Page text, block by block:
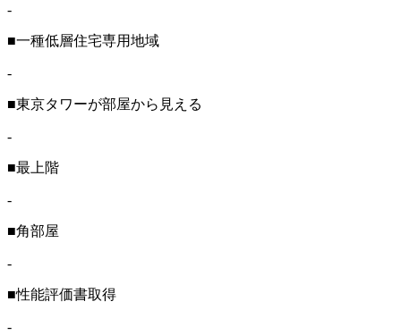
-
■一種低層住宅専用地域
-
■東京タワーが部屋から見える
-
■最上階
-
■角部屋
-
■性能評価書取得
-